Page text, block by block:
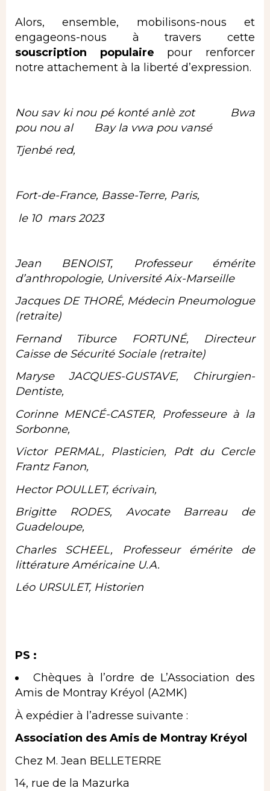
Alors, ensemble, mobilisons-nous et
engageons-nous à travers cette
souscription populaire pour renforcer
notre attachement à la liberté d’expression.
Nou sav ki nou pé konté anlè zot Bwa
pou nou al Bay la vwa pou vansé
Tjenbé red,
Fort-de-France, Basse-Terre, Paris,
le 10 mars 2023
Jean BENOIST, Professeur émérite
d’anthropologie, Université Aix-Marseille
Jacques DE THORÉ, Médecin Pneumologue
(retraite)
Fernand Tiburce FORTUNÉ, Directeur
Caisse de Sécurité Sociale (retraite)
Maryse JACQUES-GUSTAVE, Chirurgien-
Dentiste,
Corinne MENCÉ-CASTER, Professeure à la
Sorbonne,
Victor PERMAL, Plasticien, Pdt du Cercle
Frantz Fanon,
Hector POULLET, écrivain,
Brigitte RODES, Avocate Barreau de
Guadeloupe,
Charles SCHEEL, Professeur émérite de
littérature Américaine U.A.
Léo URSULET, Historien
PS :
Chèques à l’ordre de L’Association des
Amis de Montray Kréyol (A2MK)
À expédier à l’adresse suivante :
Association des Amis de Montray Kréyol
Chez M. Jean BELLETERRE
14, rue de la Mazurka